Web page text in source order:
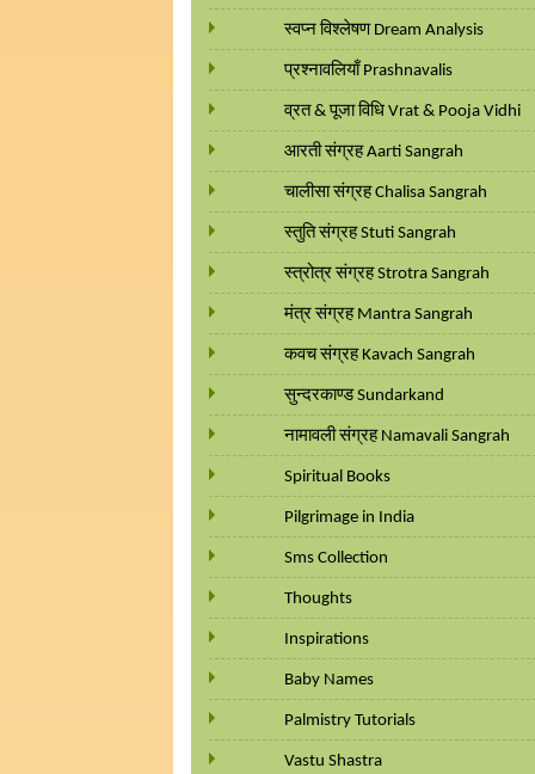
स्वप्न विश्लेषण Dream Analysis
प्रश्नावलियाँ Prashnavalis
व्रत & पूजा विधि Vrat & Pooja Vidhi
आरती संग्रह Aarti Sangrah
चालीसा संग्रह Chalisa Sangrah
स्तुति संग्रह Stuti Sangrah
स्त्रोत्र संग्रह Strotra Sangrah
मंत्र संग्रह Mantra Sangrah
कवच संग्रह Kavach Sangrah
सुन्दरकाण्ड Sundarkand
नामावली संग्रह Namavali Sangrah
Spiritual Books
Pilgrimage in India
Sms Collection
Thoughts
Inspirations
Baby Names
Palmistry Tutorials
Vastu Shastra